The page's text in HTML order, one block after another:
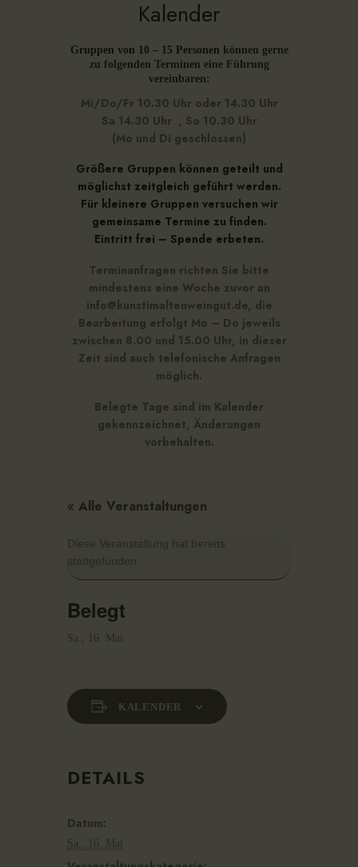
Kalender
Gruppen von 10 – 15 Personen können gerne
zu folgenden Terminen eine Führung
vereinbaren:
Mi/Do/Fr 10.30 Uhr oder 14.30 Uhr
Sa 14.30 Uhr , So 10.30 Uhr
(Mo und Di geschlossen)
Größere Gruppen können geteilt und
möglichst zeitgleich geführt werden.
Für kleinere Gruppen versuchen wir
gemeinsame Termine zu finden.
Eintritt frei – Spende erbeten.
Terminanfragen richten Sie bitte
mindestens eine Woche zuvor an
info@kunstimaltenweingut.de, die
Bearbeitung erfolgt Mo – Do jeweils
zwischen 8.00 und 15.00 Uhr, in dieser
Zeit sind auch telefonische Anfragen
möglich.
Belegte Tage sind im Kalender
gekennzeichnet, Änderungen
vorbehalten.
« Alle Veranstaltungen
Diese Veranstaltung hat bereits
stattgefunden.
Belegt
Sa., 16. Mai
KALENDER
DETAILS
Datum:
Sa., 16. Mai